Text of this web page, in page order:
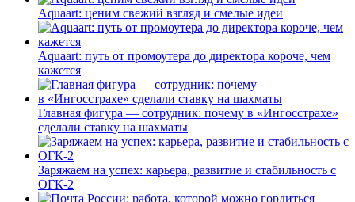
Aquaart: ценим свежий взгляд и смелые идеи
Aquaart: путь от промоутера до директора короче, чем
кажется
Главная фигура — сотрудник: почему в «Ингосстрахе»
сделали ставку на шахматы
Заряжаем на успех: карьера, развитие и стабильность c
ОГК-2